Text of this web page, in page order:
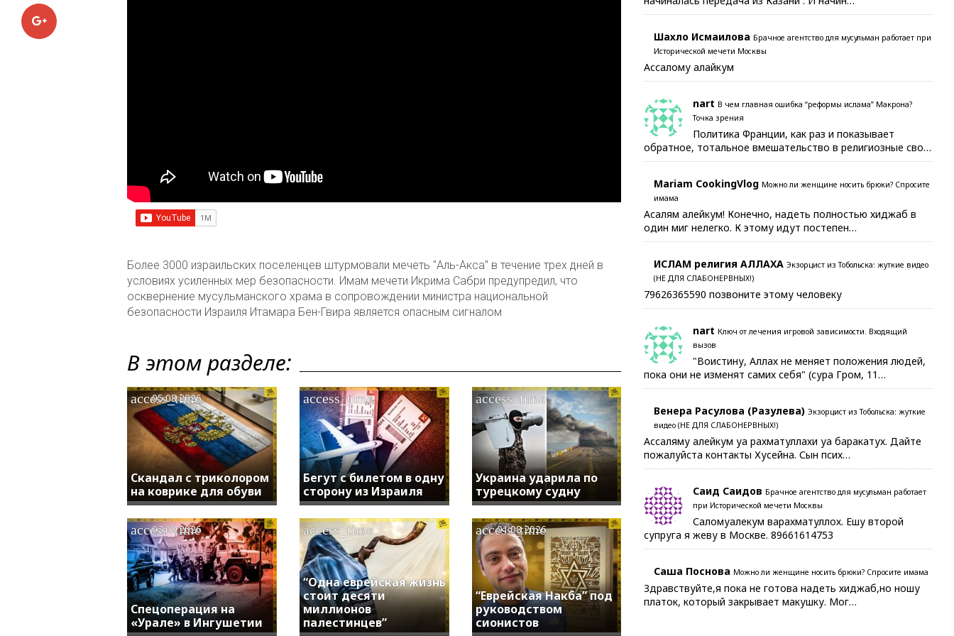
Google+
Более 3000 израильских поселенцев штурмовали мечеть "Аль-Акса" в течение трех дней в
условиях усиленных мер безопасности. Имам мечети Икрима Сабри предупредил, что
осквернение мусульманского храма в сопровождении министра национальной
безопасности Израиля Итамара Бен-Гвира является опасным сигналом
В этом разделе:
Скандал с триколором
на коврике для обуви
access_time
05.08.2026
Бегут с билетом в одну
сторону из Израиля
access_time
Украина ударила по
турецкому судну
access_time
Спецоперация на
«Урале» в Ингушетии
access_time
03.08.2026
“Одна еврейская жизнь
стоит десяти
миллионов
палестинцев”
access_time
“Еврейская Накба” под
руководством
сионистов
access_time
01.08.2026
Шахло Исмаилова Брачное агентство для мусульман работает при
Исторической мечети Москвы
Ассалому алайкум
nart В чем главная ошибка “реформы ислама” Макрона?
Точка зрения
Политика Франции, как раз и показывает
обратное, тотальное вмешательство в религиозные сво…
Mariam CookingVlog Можно ли женщине носить брюки? Спросите
имама
Асалям алейкум! Конечно, надеть полностью хиджаб в
один миг нелегко. К этому идут постепен…
ИСЛАМ религия АЛЛАХА Экзорцист из Тобольска: жуткие видео
(НЕ ДЛЯ СЛАБОНЕРВНЫХ!)
79626365590 позвоните этому человеку
nart Ключ от лечения игровой зависимости. Входящий
вызов
"Воистину, Аллах не меняет положения людей,
пока они не изменят самих себя" (сура Гром, 11…
Венера Расулова (Разулева) Экзорцист из Тобольска: жуткие
видео (НЕ ДЛЯ СЛАБОНЕРВНЫХ!)
Ассаляму алейкум уа рахматуллахи уа баракатух. Дайте
пожалуйста контакты Хусейна. Сын псих…
Саид Саидов Брачное агентство для мусульман работает
при Исторической мечети Москвы
Саломуалекум варахматуллох. Ешу второй
супруга я жеву в Москве. 89661614753
Саша Поснова Можно ли женщине носить брюки? Спросите имама
Здравствуйте,я пока не готова надеть хиджаб,но ношу
платок, который закрывает макушку. Мог…